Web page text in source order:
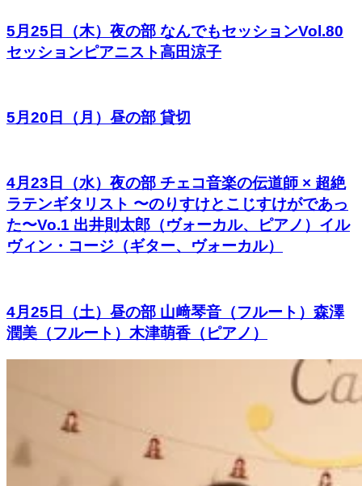
5月25日（木）夜の部 なんでもセッションVol.80
セッションピアニスト高田涼子
5月20日（月）昼の部 貸切
4月23日（水）夜の部 チェコ音楽の伝道師 × 超絶
ラテンギタリスト 〜のりすけとこじすけがであっ
た〜Vo.1 出井則太郎（ヴォーカル、ピアノ）イル
ヴィン・コージ（ギター、ヴォーカル）
4月25日（土）昼の部 山﨑琴音（フルート）森澤
潤美（フルート）木津萌香（ピアノ）